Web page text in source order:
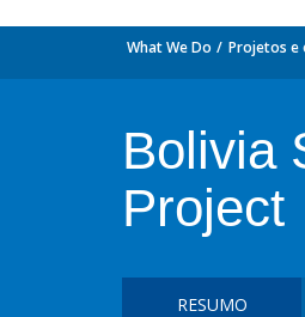
What We Do Projetos e
Bolivia
Project
RESUMO